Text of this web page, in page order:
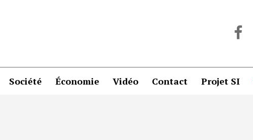
Société Économie Vidéo Contact Projet SI